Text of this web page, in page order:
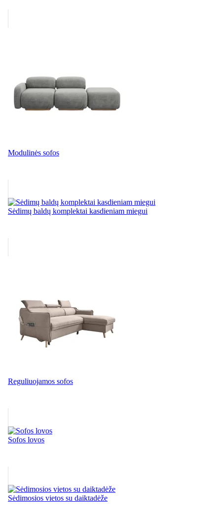
Modulinės sofos
Sėdimų baldų komplektai kasdieniam miegui
Reguliuojamos sofos
Sofos lovos
Sėdimosios vietos su daiktadėže